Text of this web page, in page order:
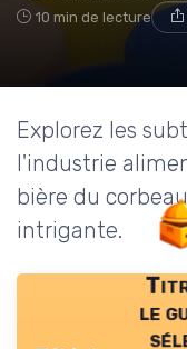
10 min de lecture
Explorez les
l'industrie
bière du
intrigante.
le